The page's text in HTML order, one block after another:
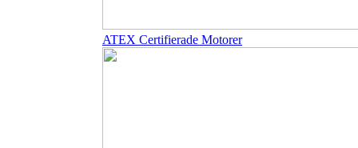
ATEX Certifierade Motorer